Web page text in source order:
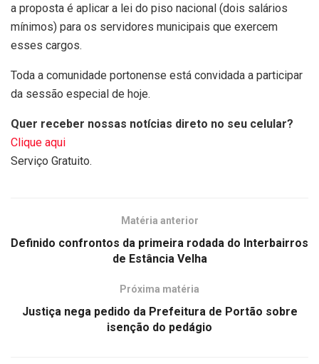
a proposta é aplicar a lei do piso nacional (dois salários
mínimos) para os servidores municipais que exercem
esses cargos.
Toda a comunidade portonense está convidada a participar
da sessão especial de hoje.
Quer receber nossas notícias direto no seu celular?
Clique aqui
Serviço Gratuito.
Matéria anterior
Definido confrontos da primeira rodada do Interbairros
de Estância Velha
Próxima matéria
Justiça nega pedido da Prefeitura de Portão sobre
isenção do pedágio